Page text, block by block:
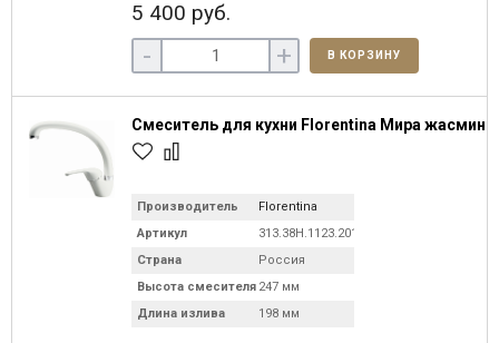
5 400 руб.
- + В КОРЗИНУ
Смеситель для кухни Florentina Мира жасмин
Производитель
Florentina
Артикул
313.38H.1123.201
Страна
Россия
Высота смесителя 247 мм
Длина излива
198 мм